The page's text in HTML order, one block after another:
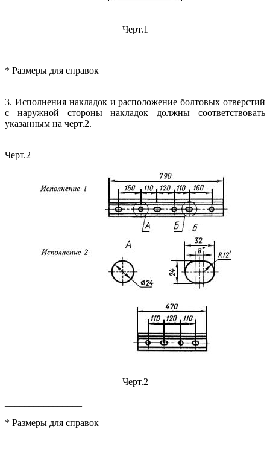
Черт.1
* Размеры для справок
3. Исполнения накладок и расположение болтовых отверстий
с наружной стороны накладок должны соответствовать
указанным на черт.2.
Черт.2
Черт.2
* Размеры для справок